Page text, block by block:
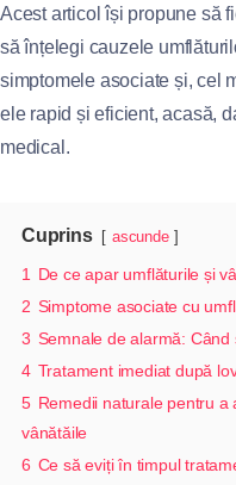
Acest articol își propune să
să înțelegi cauzele
simptomele asociate și, cel
ele rapid și eficient, acasă,
medical.
Cuprins ascunde
1
De ce apar umflăturile și
2 Simptome asociate cu
3 Semnale de alarmă:
4 Tratament imediat după
5 Remedii naturale pentru
vânătăile
6 Ce să eviți în timpul